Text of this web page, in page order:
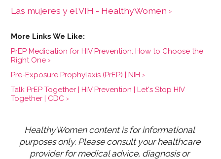
Las mujeres y el VIH - HealthyWomen ›
PrEP Medication for HIV Prevention: How to Choose the
Right One ›
Pre-Exposure Prophylaxis (PrEP) | NIH ›
Talk PrEP Together | HIV Prevention | Let's Stop HIV
Together | CDC ›
HealthyWomen content is for informational
purposes only. Please consult your healthcare
provider for medical advice, diagnosis or